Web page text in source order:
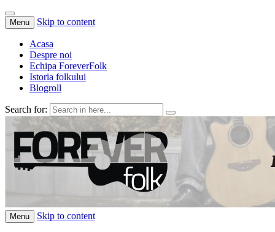
Menu Skip to content
Acasa
Despre noi
Echipa ForeverFolk
Istoria folkului
Blogroll
Search for:
ForeverFolk
Muzica sufletului tau
Menu Skip to content